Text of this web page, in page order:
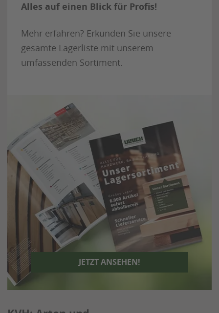
Alles auf einen Blick für Profis!
Mehr erfahren? Erkunden Sie unsere
gesamte Lagerliste mit unserem
umfassenden Sortiment.
JETZT ANSEHEN!